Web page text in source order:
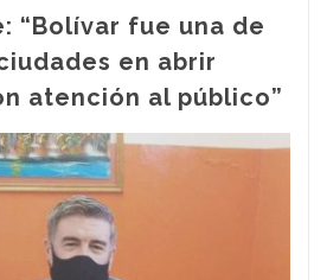
“Bolívar fue una de
en abrir
atención al público”